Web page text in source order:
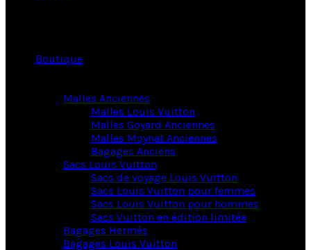
Boutique
Malles Anciennes
Malles Louis Vuitton
Malles Goyard Anciennes
Malles Moynat Anciennes
Bagages Anciens
Sacs Louis Vuitton
Sacs de voyage Louis Vuitton
Sacs Louis Vuitton pour femmes
Sacs Louis Vuitton pour hommes
Sacs Vuitton en édition limitée
Bagages Hermès
Bagages Louis Vuitton